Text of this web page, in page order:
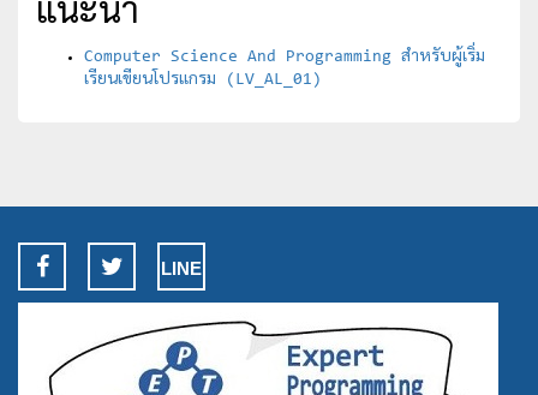
แนะนำ
Computer Science And Programming สำหรับผู้เริ่ม
เรียนเขียนโปรแกรม (LV_AL_01)
LINE